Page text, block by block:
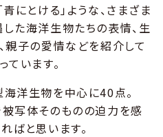
青にとける」ような、さまざま
た海洋生物たちの表情、生
親子の愛情などを紹介して
ています。
洋生物を中心に40点。
写体そのものの迫力を感
ばと思います。